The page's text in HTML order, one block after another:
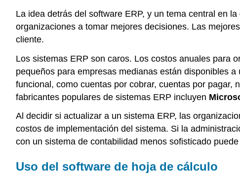
La idea detrás del software ERP, y un tema central en
organizaciones a tomar mejores decisiones. Las
cliente.
Los sistemas ERP son caros. Los costos anuales para
pequeños para empresas medianas están disponibles
funcional, como cuentas por cobrar, cuentas por
fabricantes populares de sistemas ERP incluyen
Al decidir si actualizar a un sistema ERP, las
costos de implementación del sistema. Si la
con un sistema de contabilidad menos sofisticado
Uso del software de hoja de cálculo